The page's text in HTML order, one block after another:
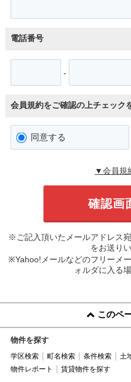
電話番号
-
会員規約をご確認の上チェック
同意する
▼会員規
※ご記入頂いたメールアドレス
をお送り
※Yahoo!メールなどのフリーメ
ォルダに入る
このペ
物件を探す
学区検索 町名検索 条件検索 土
物件レポート
賃貸物件を探す